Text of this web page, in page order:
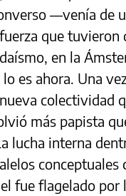
––venía
que
en la
es ahora. Una
colectividad
más papista
lucha interna
conceptuales
fue flagelado